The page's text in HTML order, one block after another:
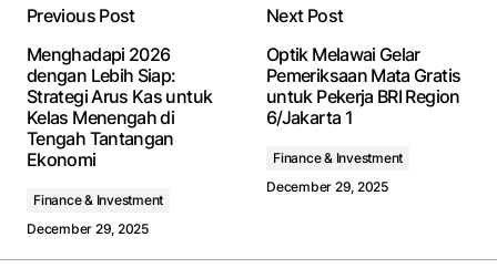
fields are marked
Comment*
Your Name*
Previous Post
Menghadapi 2026
dengan Lebih Siap:
Strategi Arus Kas untuk
Kelas Menengah di
Tengah Tantangan
Ekonomi
Finance & Investment
December 29, 2025
Next Post
Optik Melawai Gelar
Pemeriksaan Mata Gratis
untuk Pekerja BRI Region
6/Jakarta 1
Finance & Investment
December 29, 2025